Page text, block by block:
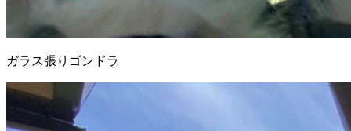
ガラス張りゴンドラ